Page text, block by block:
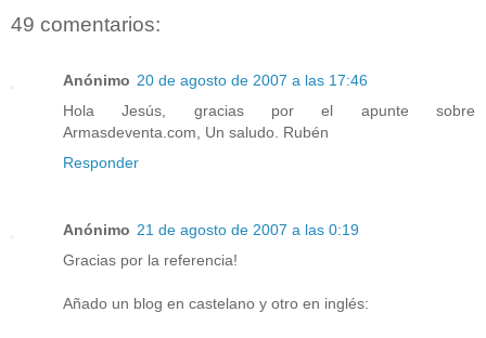
49 comentarios:
Anónimo 20 de agosto de 2007 a las 17:46
Hola Jesús, gracias por el apunte sobre
Armasdeventa.com, Un saludo. Rubén
Responder
Anónimo 21 de agosto de 2007 a las 0:19
Gracias por la referencia!
Añado un blog en castelano y otro en inglés: